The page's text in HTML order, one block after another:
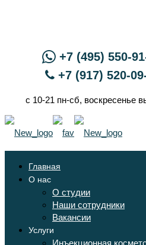
+7 (495) 550-
+7 (917) 520-
с 10-21 пн-сб, воскресенье
Главная
О нас
О студии
Наши сотрудники
Вакансии
Услуги
Инъекционная